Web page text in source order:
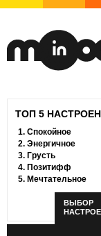
ТОП 5
1. Спокойное
2. Энергичное
3. Грусть
4. Позитифф
5. Мечтательное
ВЫБОР